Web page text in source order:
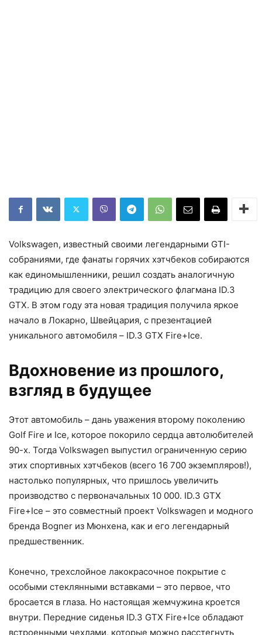
Volkswagen, известный своими легендарными GTI-
собраниями, где фанаты горячих хэтчбеков собираются
как единомышленники, решил создать аналогичную
традицию для своего электрического флагмана ID.3
GTX. В этом году эта новая традиция получила яркое
начало в Локарно, Швейцария, с презентацией
уникального автомобиля – ID.3 GTX Fire+Ice.
Вдохновение из прошлого,
взгляд в будущее
Этот автомобиль – дань уважения второму поколению
Golf Fire и Ice, которое покорило сердца автолюбителей
90-х. Тогда Volkswagen выпустил ограниченную серию
этих спортивных хэтчбеков (всего 16 700 экземпляров!),
настолько популярных, что пришлось увеличить
производство с первоначальных 10 000. ID.3 GTX
Fire+Ice – это совместный проект Volkswagen и модного
бренда Bogner из Мюнхена, как и его легендарный
предшественник.
Конечно, трехслойное лакокрасочное покрытие с
особыми стеклянными вставками – это первое, что
бросается в глаза. Но настоящая жемчужина кроется
внутри. Передние сиденья ID.3 GTX Fire+Ice обладают
встроенными чехлами, которые можно расстегнуть